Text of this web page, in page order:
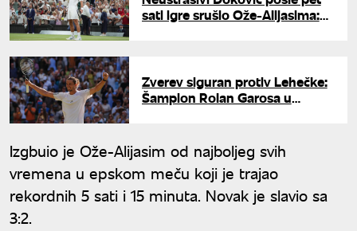
sati igre srušio Ože-Alijasima:
Zverev siguran protiv Lehečke:
Šampion Rolan Garosa u
Izgbuio je Ože-Alijasim od najboljeg svih
vremena u epskom meču koji je trajao
rekordnih 5 sati i 15 minuta. Novak je slavio sa
3:2.